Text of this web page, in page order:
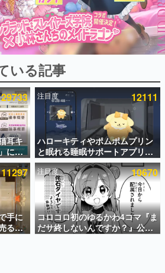
覧
事
数千以上！ ページビュー数万以上！ などな
々に読まれた、電ファミ渾身の“殿堂入り”記
した。
企画書
リエイターの方々に製作時のエピソードをお
トする企画（ゲーム）とは何か？を探ってい
いてはいけない。『赫本』は、〈試験問題〉
編ホラー小説集です。
訊く
ジタルゲーム市場を担う若きクリエイター達
彼らのルーツと情熱を探っていきます。
いる記事
29733
耳キ
に視
違法
も含
注目度 12111
ハローキティやポムポムプリン
と眠れる睡眠サポートアプリ
『ゆめたび』が配信中。キャラ
ごとのASMRや目覚ましアラー
ムも搭載
11297
手に
るゲ
注目度 10670
コロコロ初のゆるかわ4コマ『ま
だサ終しないんですか？』公開
スタート。主人公は新入社員の